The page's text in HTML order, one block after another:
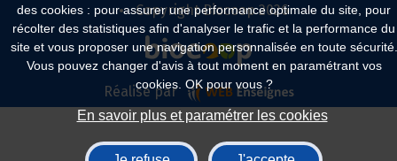
des cookies : pour assurer une performance optimale du site, pour
récolter des statistiques afin d'analyser le trafic et la performance du
site et vous proposer une navigation personnalisée en toute sécurité.
Vous pouvez changer d'avis à tout moment en paramétrant vos
cookies. OK pour vous ?
En savoir plus et paramétrer les cookies
Copyright Biocoop 2026
Réalisé par